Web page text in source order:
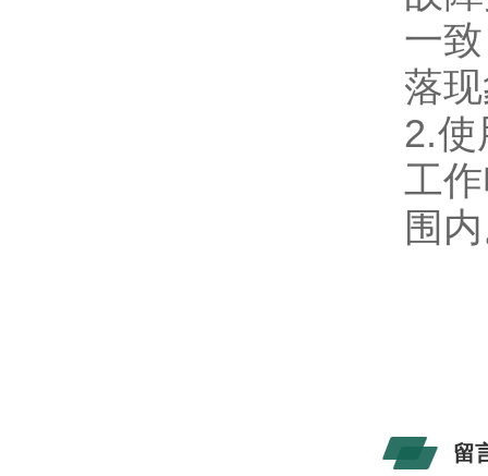
一
落
2.使
工
围
留